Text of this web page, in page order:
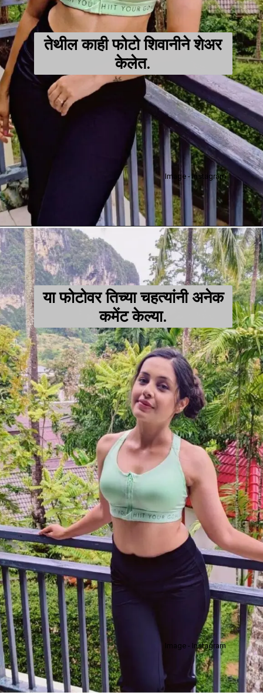
तेथील काही फोटो शिवानीने शेअर
केलेत.
Image - Instagram
या फोटोवर तिच्या चहत्यांनी अनेक
कमेंट केल्या.
Image - Instagram